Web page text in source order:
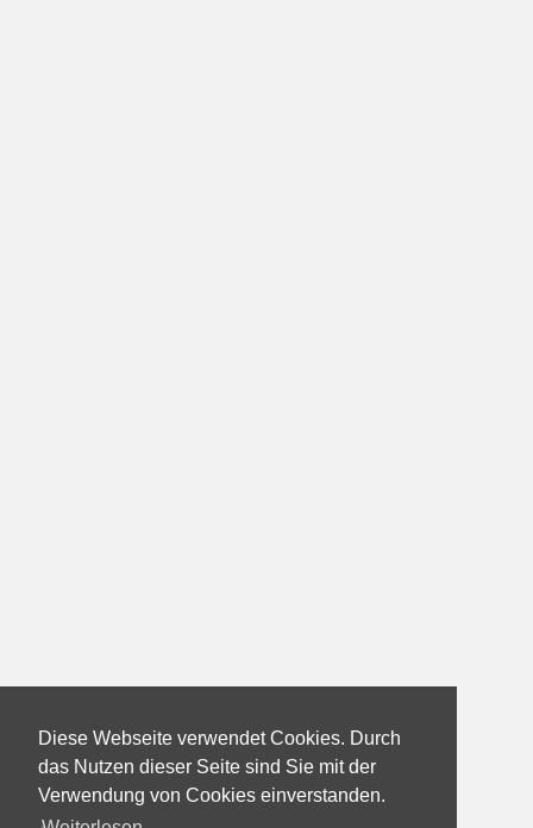
Diese Webseite verwendet Cookies. Durch
das Nutzen dieser Seite sind Sie mit der
Verwendung von Cookies einverstanden.